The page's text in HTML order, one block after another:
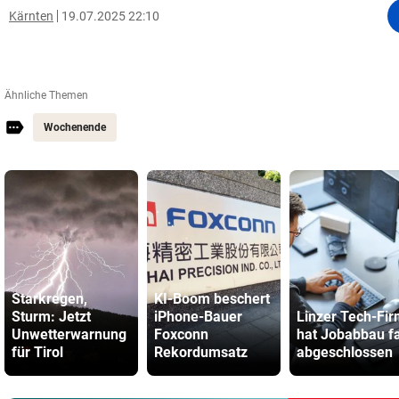
Kärnten 19.07.2025 22:10
Ähnliche Themen
Wochenende
Starkregen,
Sturm: Jetzt
Unwetterwarnung
für Tirol
KI-Boom beschert
iPhone-Bauer
Foxconn
Rekordumsatz
Linzer Tech-
hat Jobabbau
abgeschlossen